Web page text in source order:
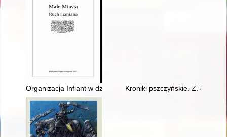
Organizacja Inflant w działalności Jana Dymitra Solikowskiego
Kroniki pszczyńskie. Z. 8